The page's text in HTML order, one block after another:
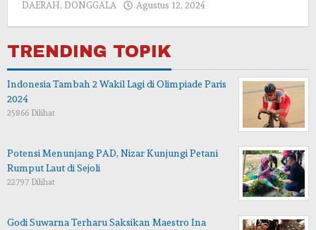
DAERAH, DONGGALA Agustus 12, 2024
TRENDING TOPIK
Indonesia Tambah 2 Wakil Lagi di Olimpiade Paris
2024
25866 Dilihat
Potensi Menunjang PAD, Nizar Kunjungi Petani
Rumput Laut di Sejoli
22797 Dilihat
Godi Suwarna Terharu Saksikan Maestro Ina